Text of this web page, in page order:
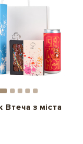
Втеча з міста